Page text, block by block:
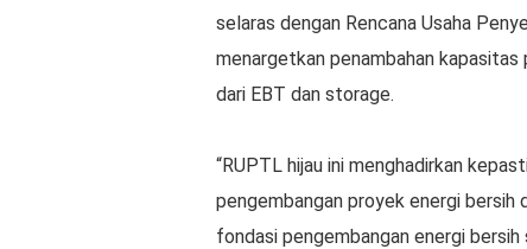
selaras dengan Rencana Usaha
menargetkan penambahan
dari EBT dan storage.
“RUPTL hijau ini menghadirkan
pengembangan proyek energi bersih
fondasi pengembangan energi